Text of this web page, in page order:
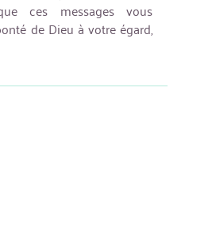
ces messages vous
de Dieu à votre égard,